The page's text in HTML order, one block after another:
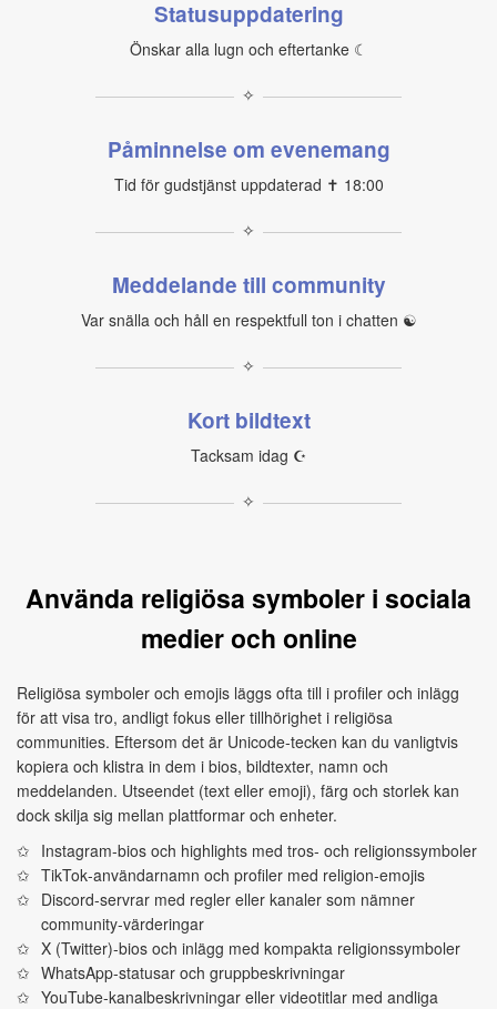
Statusuppdatering
Önskar alla lugn och eftertanke ☾
✧
Påminnelse om evenemang
Tid för gudstjänst uppdaterad ✝ 18:00
✧
Meddelande till community
Var snälla och håll en respektfull ton i chatten ☯
✧
Kort bildtext
Tacksam idag ☪
✧
Använda religiösa symboler i sociala
medier och online
Religiösa symboler och emojis läggs ofta till i profiler och inlägg
för att visa tro, andligt fokus eller tillhörighet i religiösa
communities. Eftersom det är Unicode‑tecken kan du vanligtvis
kopiera och klistra in dem i bios, bildtexter, namn och
meddelanden. Utseendet (text eller emoji), färg och storlek kan
dock skilja sig mellan plattformar och enheter.
Instagram‑bios och highlights med tros‑ och religionssymboler
TikTok‑användarnamn och profiler med religion‑emojis
Discord‑servrar med regler eller kanaler som nämner
community‑värderingar
X (Twitter)‑bios och inlägg med kompakta religionssymboler
WhatsApp‑statusar och gruppbeskrivningar
YouTube‑kanalbeskrivningar eller videotitlar med andliga